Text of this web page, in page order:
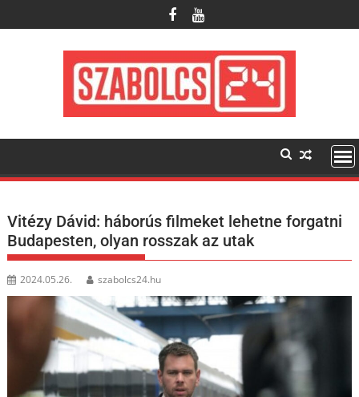
to
Vitézy Dávid: háborús filmeket lehetne forgatni
Budapesten, olyan rosszak az utak
2024.05.26. szabolcs24.hu